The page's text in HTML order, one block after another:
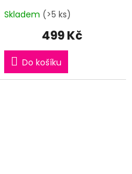
Skladem (>5 ks)
499 Kč
Do košíku